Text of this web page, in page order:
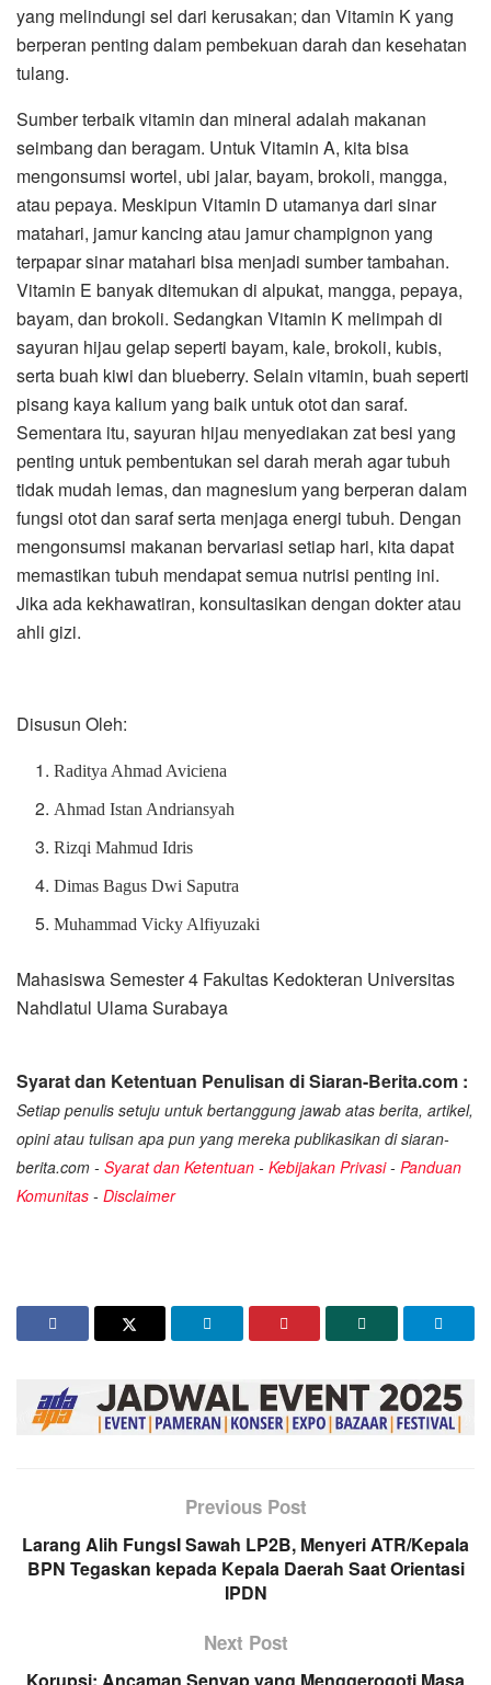
yang melindungi sel dari kerusakan; dan Vitamin K yang
berperan penting dalam pembekuan darah dan kesehatan
tulang.
Sumber terbaik vitamin dan mineral adalah makanan
seimbang dan beragam. Untuk Vitamin A, kita bisa
mengonsumsi wortel, ubi jalar, bayam, brokoli, mangga,
atau pepaya. Meskipun Vitamin D utamanya dari sinar
matahari, jamur kancing atau jamur champignon yang
terpapar sinar matahari bisa menjadi sumber tambahan.
Vitamin E banyak ditemukan di alpukat, mangga, pepaya,
bayam, dan brokoli. Sedangkan Vitamin K melimpah di
sayuran hijau gelap seperti bayam, kale, brokoli, kubis,
serta buah kiwi dan blueberry. Selain vitamin, buah seperti
pisang kaya kalium yang baik untuk otot dan saraf.
Sementara itu, sayuran hijau menyediakan zat besi yang
penting untuk pembentukan sel darah merah agar tubuh
tidak mudah lemas, dan magnesium yang berperan dalam
fungsi otot dan saraf serta menjaga energi tubuh. Dengan
mengonsumsi makanan bervariasi setiap hari, kita dapat
memastikan tubuh mendapat semua nutrisi penting ini.
Jika ada kekhawatiran, konsultasikan dengan dokter atau
ahli gizi.
Disusun Oleh:
Raditya Ahmad Aviciena
Ahmad Istan Andriansyah
Rizqi Mahmud Idris
Dimas Bagus Dwi Saputra
Muhammad Vicky Alfiyuzaki
Mahasiswa Semester 4 Fakultas Kedokteran Universitas
Nahdlatul Ulama Surabaya
Syarat dan Ketentuan Penulisan di Siaran-Berita.com :
Setiap penulis setuju untuk bertanggung jawab atas berita, artikel,
opini atau tulisan apa pun yang mereka publikasikan di siaran-
berita.com - Syarat dan Ketentuan - Kebijakan Privasi- Panduan
Komunitas - Disclaimer
Previous Post
Larang Alih FungsI Sawah LP2B, Menyeri ATR/Kepala
BPN Tegaskan kepada Kepala Daerah Saat Orientasi
IPDN
Next Post